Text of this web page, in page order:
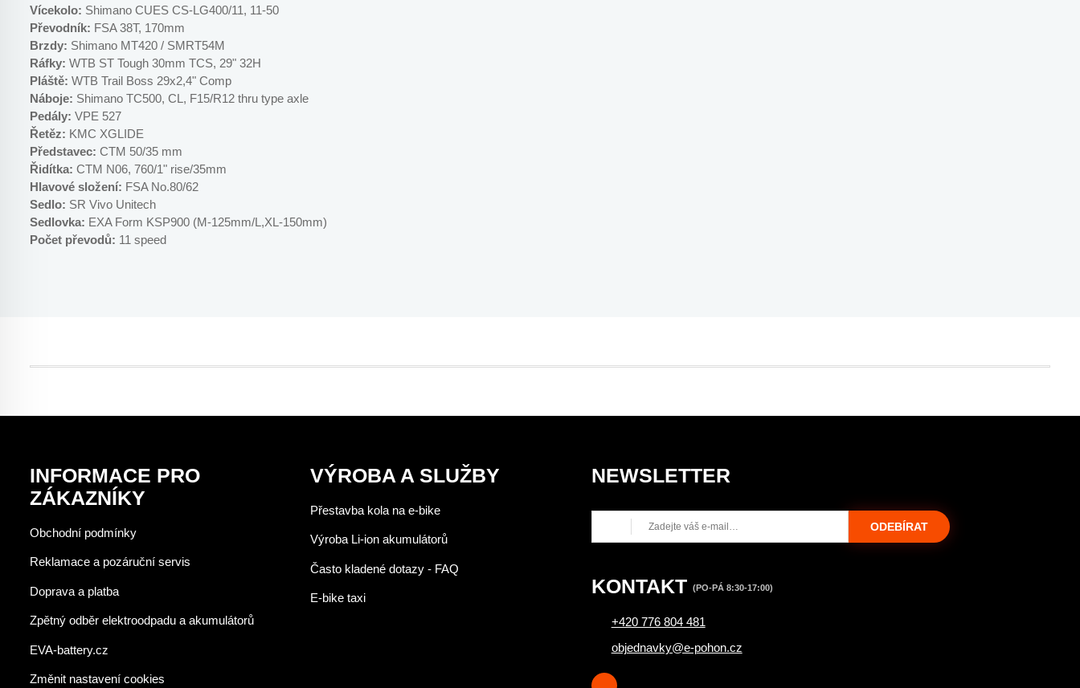
Vícekolo: Shimano CUES CS-LG400/11, 11-50
Převodník: FSA 38T, 170mm
Brzdy: Shimano MT420 / SMRT54M
Ráfky: WTB ST Tough 30mm TCS, 29" 32H
Pláště: WTB Trail Boss 29x2,4" Comp
Náboje: Shimano TC500, CL, F15/R12 thru type axle
Pedály: VPE 527
Řetěz: KMC XGLIDE
Představec: CTM 50/35 mm
Řidítka: CTM N06, 760/1" rise/35mm
Hlavové složení: FSA No.80/62
Sedlo: SR Vivo Unitech
Sedlovka: EXA Form KSP900 (M-125mm/L,XL-150mm)
Počet převodů: 11 speed
INFORMACE PRO
ZÁKAZNÍKY
Obchodní podmínky
Reklamace a pozáruční servis
Doprava a platba
Zpětný odběr elektroodpadu a akumulátorů
EVA-battery.cz
Změnit nastavení cookies
VÝROBA A SLUŽBY
Přestavba kola na e-bike
Výroba Li-ion akumulátorů
Často kladené dotazy - FAQ
E-bike taxi
NEWSLETTER
ODEBÍRAT
KONTAKT (PO-PÁ 8:30-17:00)
+420 776 804 481
objednavky@e-pohon.cz